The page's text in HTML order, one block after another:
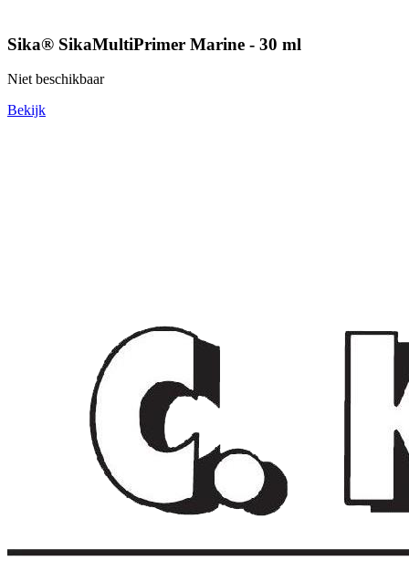
Sika® SikaMultiPrimer Marine - 30 ml
Niet beschikbaar
Bekijk